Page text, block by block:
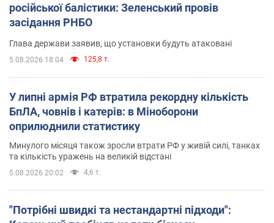
російської балістики: Зеленський провів
засідання РНБО
Глава держави заявив, що установки будуть атаковані
5.08.2026 18:04 125,8 т.
У липні армія РФ втратила рекордну кількість
БпЛА, човнів і катерів: в Міноборони
оприлюднили статистику
Минулого місяця також зросли втрати РФ у живій силі, танках
та кількість уражень на великій відстані
5.08.2026 20:02 4,6 т.
"Потрібні швидкі та нестандартні підходи":